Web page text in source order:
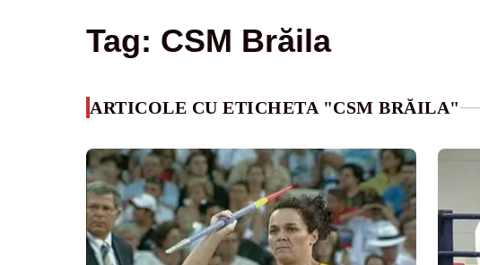
Tag: CSM Brăila
ARTICOLE CU ETICHETA "CSM BRĂILA"